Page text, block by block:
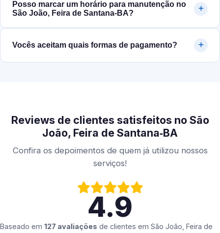
Posso marcar um horário para manutenção no
São João, Feira de Santana‑BA?
Vocês aceitam quais formas de pagamento?
Reviews de clientes satisfeitos no São
João, Feira de Santana‑BA
Confira os depoimentos de quem já utilizou nossos
serviços!
4.9
Baseado em 127 avaliações de clientes em São João, Feira de